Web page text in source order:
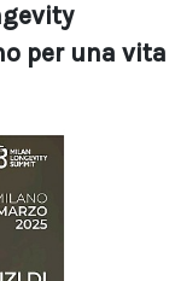
per una vita